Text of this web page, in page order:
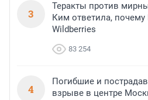
3
Теракты против
Ким ответила, почему
Wildberries
83 254
4
Погибшие и
взрыве в центре